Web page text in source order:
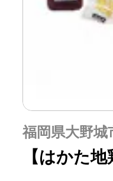
福岡県大野城
【はかた